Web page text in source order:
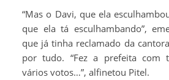
“Mas o Davi, que ela
que ela tá esculhambando”,
que já tinha reclamado da
por tudo. “Fez a prefeita com
vários votos…”, alfinetou Pitel.